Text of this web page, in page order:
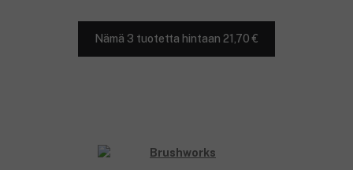
Nämä 3 tuotetta hintaan 21,70 €